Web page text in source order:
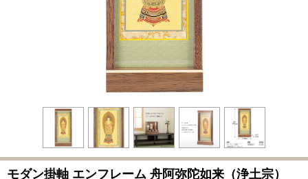
モダン掛軸 エンフレーム 舟阿弥陀如来（浄土宗）